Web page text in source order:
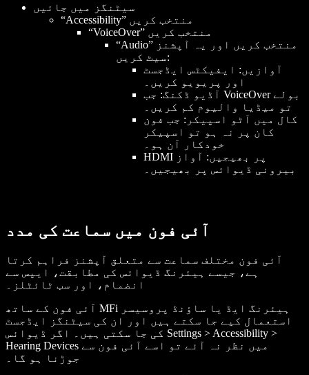
سیٹنگز میں جائیں
“Accessibility” منتخب کریں
“VoiceOver” منتخب کریں
“Audio” منتخب کریں اور یہ آپشنز
سیٹ کریں:
آوازیں: ایفیکٹس ایڈجسٹ
اور پریویو کریں۔
آڈیو ڈکنگ: جب VoiceOver بولے
تو میڈیا والیوم کم کریں۔
کال میں آٹو اسپیکر: جب فون
کان پر نہ ہو تو اسپیکر
خودکار آن ہو۔
HDMI پر بھیجیں: آواز
بیرونی ڈیوائس پر بھیجیں۔
آئی فون میں سماعت کی مدد
آئی فون مختلف سماعت سے متعلق آپشنز فراہم کرتا
ہے، جیسے ہیئرنگ ڈیوائس کی مطابقت، ایپس سے
انضمام، اور سب ٹائٹلز۔
آئی فون کے ساتھ MFi ہیئرنگ ایڈ یا ساؤنڈ پروسیسر
استعمال کیے جا سکتے ہیں اور ان کی سیٹنگز ایڈجسٹ
کی جا سکتی ہیں۔ اگر ڈیوائس Settings > Accessibility >
Hearing Devices میں نظر نہ آئے تو اسے آئی فون سے
جوڑنا ہو گا۔